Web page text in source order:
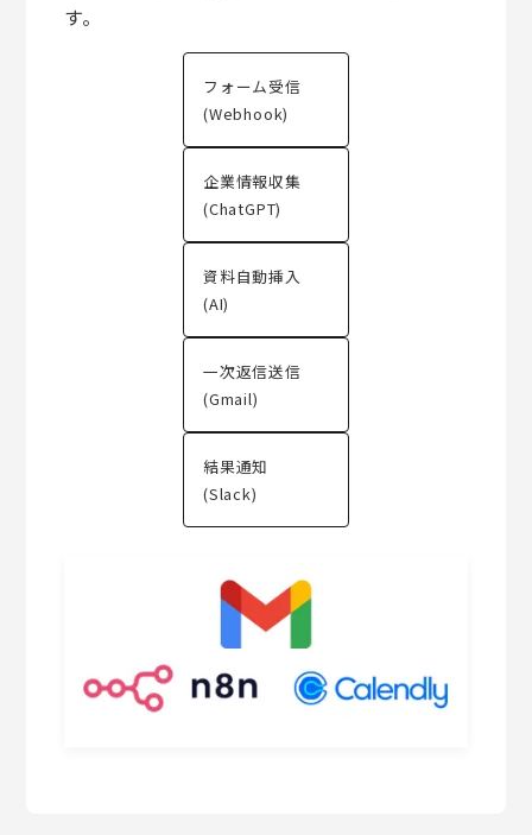
す。
フォーム受信
(Webhook)
企業情報収集
(ChatGPT)
資料自動挿入
(AI)
一次返信送信
(Gmail)
結果通知
(Slack)